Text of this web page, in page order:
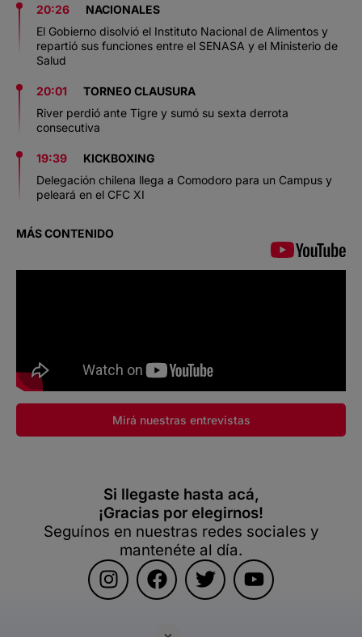
20:26
NACIONALES
El Gobierno disolvió el Instituto Nacional de Alimentos y
repartió sus funciones entre el SENASA y el Ministerio de
Salud
20:01
TORNEO CLAUSURA
River perdió ante Tigre y sumó su sexta derrota
consecutiva
19:39
KICKBOXING
Delegación chilena llega a Comodoro para un Campus y
peleará en el CFC XI
MÁS CONTENIDO
Mirá nuestras entrevistas
Si llegaste hasta acá,
¡Gracias por elegirnos!
Seguínos en nuestras redes sociales y
mantenéte al día.